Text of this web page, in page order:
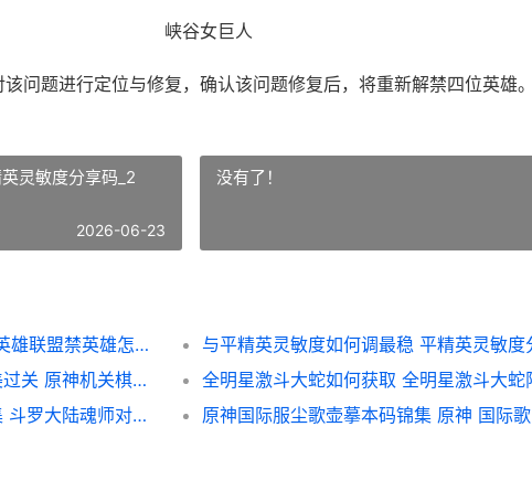
峡谷女巨人
该问题进行定位与修复，确认该问题修复后，将重新解禁四位英雄。
灵敏度分享码_2
2026-06-23
没有了！
《lol》禁四个英雄原因说明 英雄联盟禁英雄怎么说
原神机关棋谭井生秋如何完美过关 原神机关棋谭棋阵
斗罗大陆魂师对决兑换码锦集 斗罗大陆魂师对决国际服
原神国际服尘歌壶摹本码锦集 原神 国际歌